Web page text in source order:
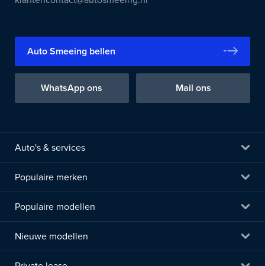
Auto Smeeing bellen
WhatsApp ons Mail ons
Auto's & services
Populaire merken
Populaire modellen
Nieuwe modellen